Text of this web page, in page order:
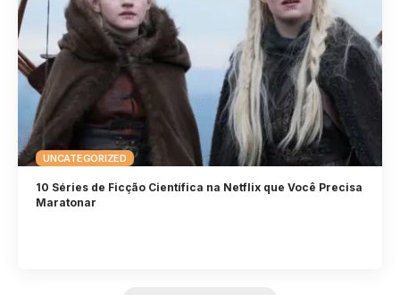
UNCATEGORIZED
10 Séries de Ficção Científica na Netflix que Você Precisa
Maratonar